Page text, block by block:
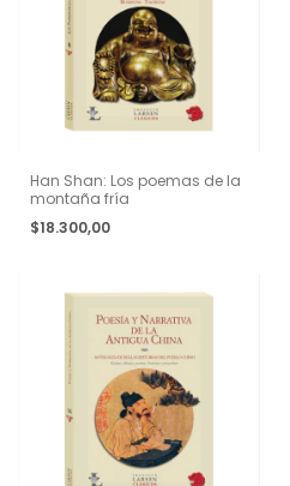
Han Shan: Los poemas de la
montaña fría
$18.300,00